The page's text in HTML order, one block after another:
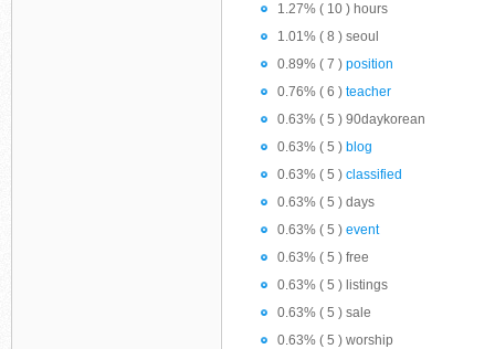
1.27% ( 10 ) hours
1.01% ( 8 ) seoul
0.89% ( 7 ) position
0.76% ( 6 ) teacher
0.63% ( 5 ) 90daykorean
0.63% ( 5 ) blog
0.63% ( 5 ) classified
0.63% ( 5 ) days
0.63% ( 5 ) event
0.63% ( 5 ) free
0.63% ( 5 ) listings
0.63% ( 5 ) sale
0.63% ( 5 ) worship